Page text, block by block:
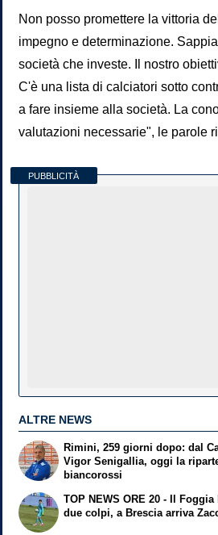
Non posso promettere la vittoria
impegno e determinazione.
società che investe. Il nostro
C'è una lista di calciatori sotto
a fare insieme alla società. La
valutazioni necessarie", le parole
PUBBLICITÀ
ALTRE NEWS
Rimini, 259 giorni dopo: dal
Vigor Senigallia, oggi la
biancorossi
TOP NEWS ORE 20 - Il
due colpi, a Brescia arriva